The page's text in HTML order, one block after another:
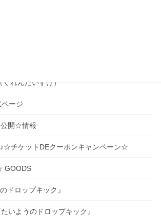
ぐれんだいすけ）
ージ
公開☆情報
チケットDEクーポンキャンペーン☆
GOODS
ドロップキック』
いようのドロップキック』